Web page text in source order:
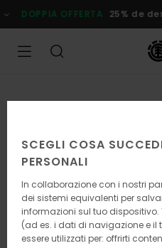
alle
informazioni
prodotto
DOPPIA OFFERTA 25% de
SCEGLI COSA
PERSONALI
In collaborazione con i nostri
dei sistemi equivalenti per
informazioni sul tuo
(ad es. i dati di navigazione e il
essere utilizzati per: offrirti